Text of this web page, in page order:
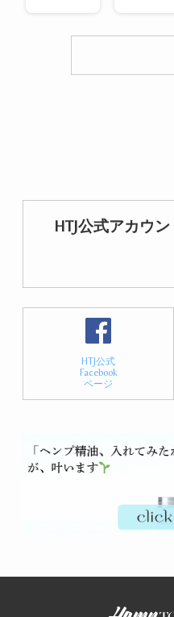
HTJ公式アカウ
HTJ公式
Facebook
ページ